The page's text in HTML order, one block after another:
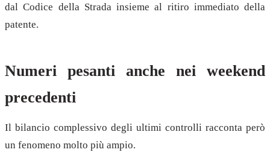
dal Codice della Strada insieme al ritiro immediato della
patente.
Numeri pesanti anche nei weekend
precedenti
Il bilancio complessivo degli ultimi controlli racconta però
un fenomeno molto più ampio.